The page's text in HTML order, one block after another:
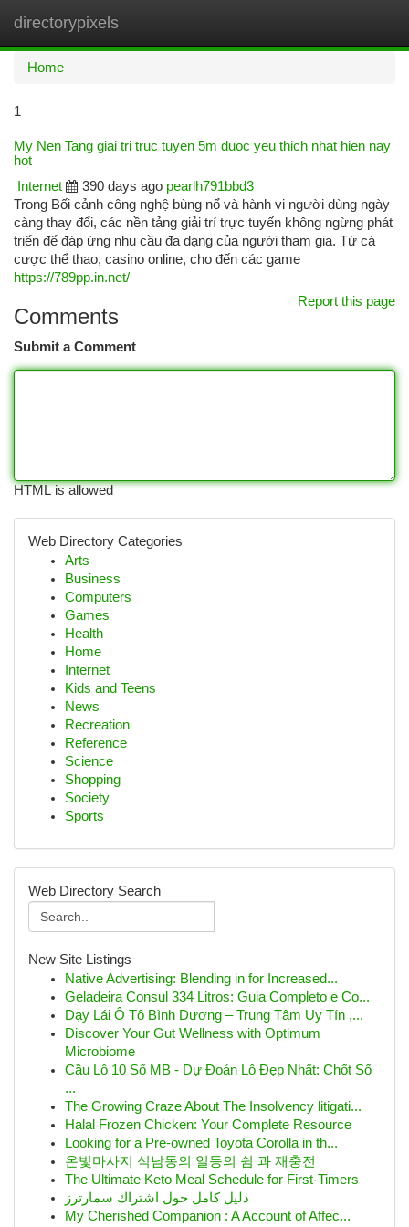
directorypixels
Home
1
My Nen Tang giai tri truc tuyen 5m duoc yeu thich nhat hien nay
hot
Internet
390 days ago pearlh791bbd3
Trong Bối cảnh công nghệ bùng nổ và hành vi người dùng ngày
càng thay đổi, các nền tảng giải trí trực tuyến không ngừng phát
triển để đáp ứng nhu cầu đa dạng của người tham gia. Từ cá
cược thể thao, casino online, cho đến các game
https://789pp.in.net/
Report this page
Comments
Submit a Comment
HTML is allowed
Web Directory Categories
Arts
Business
Computers
Games
Health
Home
Internet
Kids and Teens
News
Recreation
Reference
Science
Shopping
Society
Sports
Web Directory Search
New Site Listings
Native Advertising: Blending in for Increased...
Geladeira Consul 334 Litros: Guia Completo e Co...
Dạy Lái Ô Tô Bình Dương – Trung Tâm Uy Tín ,...
Discover Your Gut Wellness with Optimum
Microbiome
Cầu Lô 10 Số MB - Dự Đoán Lô Đẹp Nhất: Chốt Số
...
The Growing Craze About The Insolvency litigati...
Halal Frozen Chicken: Your Complete Resource
Looking for a Pre-owned Toyota Corolla in th...
온빛마사지 석남동의 일등의 쉼 과 재충전
The Ultimate Keto Meal Schedule for First-Timers
دليل كامل حول اشتراك سمارترز
My Cherished Companion : A Account of Affec...